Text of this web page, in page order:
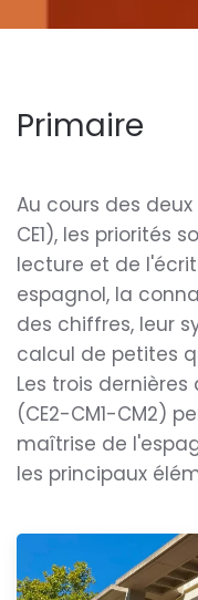
Primaire
Au cours des
CE1), les priorités
lecture et de
espagnol, la
des chiffres, leur
calcul de petites
Les trois
(CE2-CM1-CM2)
maîtrise de
les principaux